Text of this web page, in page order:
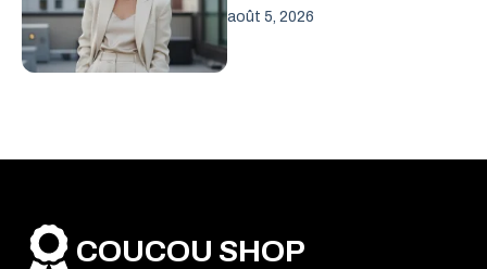
août 5, 2026
COUCOU SHOP